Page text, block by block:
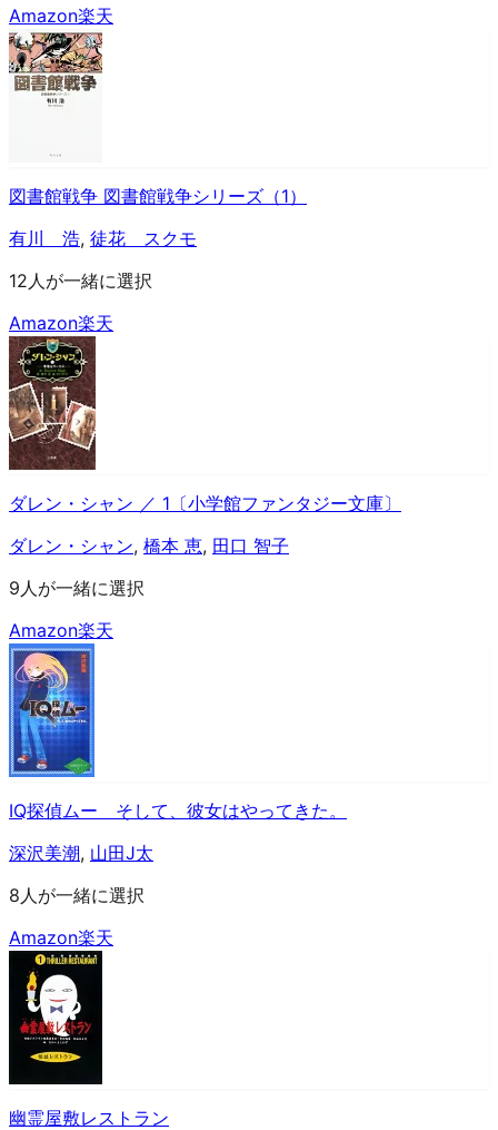
Amazon楽天
図書館戦争 図書館戦争シリーズ（1）
有川 浩, 徒花 スクモ
12人が一緒に選択
Amazon楽天
ダレン・シャン ／ 1〔小学館ファンタジー文庫〕
ダレン・シャン, 橋本 恵, 田口 智子
9人が一緒に選択
Amazon楽天
IQ探偵ムー そして、彼女はやってきた。
深沢美潮, 山田J太
8人が一緒に選択
Amazon楽天
幽霊屋敷レストラン